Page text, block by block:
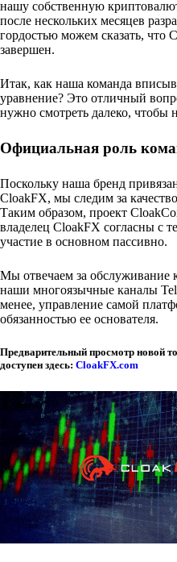
нашу собственную
после нескольких месяцев
гордостью можем сказать, что
завершен.
Итак, как наша команда
уравнение? Это отличный
нужно смотреть далеко, чтобы
Официальная роль
Поскольку наша бренд
CloakFX, мы следим за
Таким образом, проект
владелец CloakFX согласны с
участие в основном пассивно.
Мы отвечаем за обслуживание
наши многоязычные каналы
менее, управление самой
обязанностью ее основателя.
Предварительный просмотр новой
доступен здесь: CloakFX.com